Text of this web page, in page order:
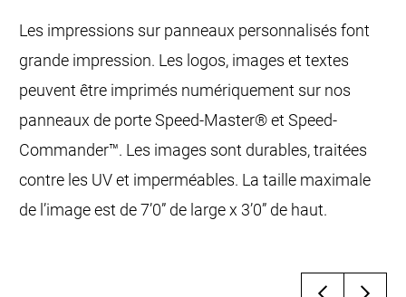
Les impressions sur panneaux personnalisés font
grande impression. Les logos, images et textes
peuvent être imprimés numériquement sur nos
panneaux de porte Speed-Master® et Speed-
Commander™. Les images sont durables, traitées
contre les UV et imperméables. La taille maximale
de l’image est de 7’0” de large x 3’0” de haut.